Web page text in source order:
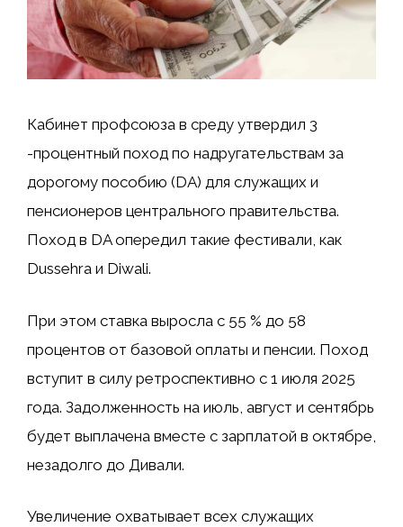
Кабинет профсоюза в среду утвердил 3
-процентный поход по надругательствам за
дорогому пособию (DA) для служащих и
пенсионеров центрального правительства.
Поход в DA опередил такие фестивали, как
Dussehra и Diwali.
При этом ставка выросла с 55 % до 58
процентов от базовой оплаты и пенсии. Поход
вступит в силу ретроспективно с 1 июля 2025
года. Задолженность на июль, август и сентябрь
будет выплачена вместе с зарплатой в октябре,
незадолго до Дивали.
Увеличение охватывает всех служащих